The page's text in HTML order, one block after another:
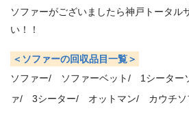
ソファーがございましたら神戸トータル
い！！
＜ソファーの回収品目一覧＞
ソファー/
ソファーベット/ 1シーター
ァ/
3シーター/ オットマン/ カウチ